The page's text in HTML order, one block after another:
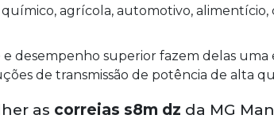
agrícola, automotivo,
e desempenho superior fazem delas uma
de transmissão de potência de alta
as correias s8m dz da MG